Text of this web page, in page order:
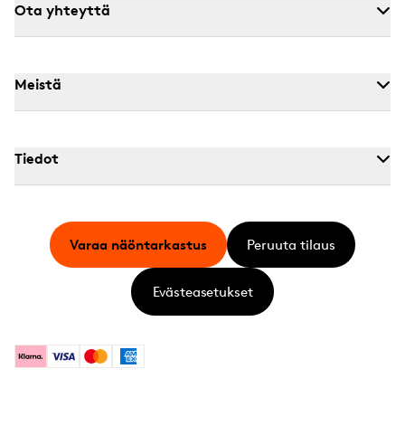
Ota yhteyttä
Meistä
Tiedot
KlarnaVisa MastercardAmerican Express
Varaa näöntarkastus Peruuta tilaus
Evästeasetukset